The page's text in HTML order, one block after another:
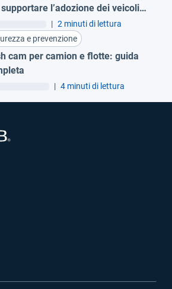
l’adozione dei veicoli
| 2 minuti di lettura
e prevenzione
cam per camion e flotte: guida
| 4 minuti di lettura
una nuova finestra
una nuova finestra